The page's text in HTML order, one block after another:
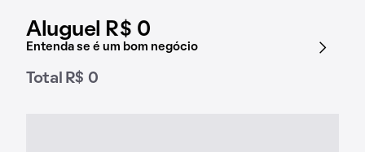
Aluguel R$ 0
Entenda se é um bom negócio
Total R$ 0